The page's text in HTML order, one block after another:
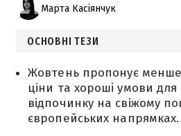
Марта Касіянчук
ОСНОВНІ ТЕЗИ
Жовтень пропонує менше
ціни та хороші умови
відпочинку на свіжому
європейських напрямках.